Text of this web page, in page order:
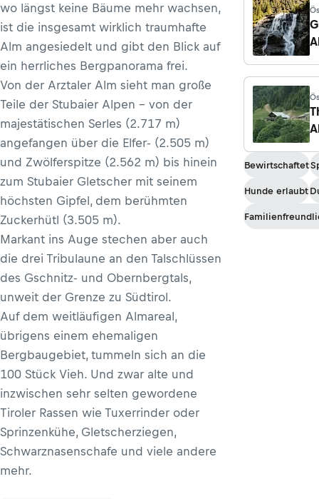
wo längst keine Bäume mehr wachsen,
ist die insgesamt wirklich traumhafte
Alm angesiedelt und gibt den Blick auf
ein herrliches Bergpanorama frei.
Von der Arztaler Alm sieht man große
Teile der Stubaier Alpen – von der
majestätischen Serles (2.717 m)
angefangen über die Elfer- (2.505 m)
und Zwölferspitze (2.562 m) bis hinein
zum Stubaier Gletscher mit seinem
höchsten Gipfel, dem berühmten
Zuckerhütl (3.505 m).
Markant ins Auge stechen aber auch
die drei Tribulaune an den Talschlüssen
des Gschnitz- und Obernbergtals,
unweit der Grenze zu Südtirol.
Auf dem weitläufigen Almareal,
übrigens einem ehemaligen
Bergbaugebiet, tummeln sich an die
100 Stück Vieh. Und zwar alte und
inzwischen sehr selten gewordene
Tiroler Rassen wie Tuxerrinder oder
Sprinzenkühe, Gletscherziegen,
Schwarznasenschafe und viele andere
mehr.
Bewirtschaftet
Hunde erlaubt